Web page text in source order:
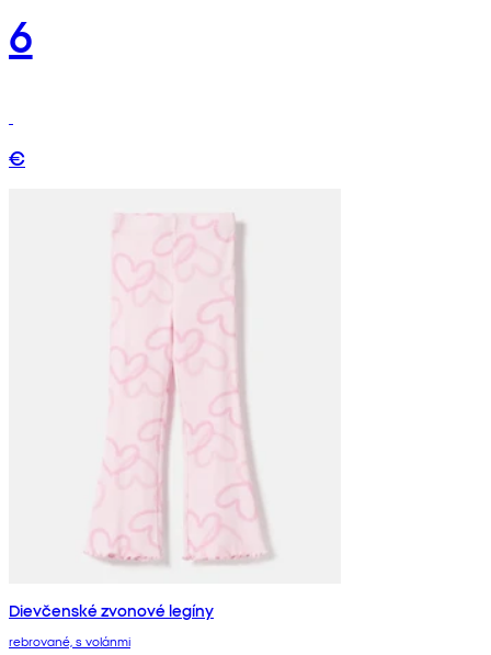
6
€
Dievčenské zvonové legíny
rebrované, s volánmi